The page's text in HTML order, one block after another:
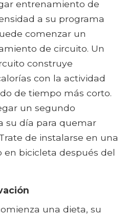
entrenamiento de
a su programa
comenzar un
de circuito. Un
construye
con la actividad
de tiempo más corto.
un segundo
su día para quemar
de instalarse en una
bicicleta después del
una dieta, su